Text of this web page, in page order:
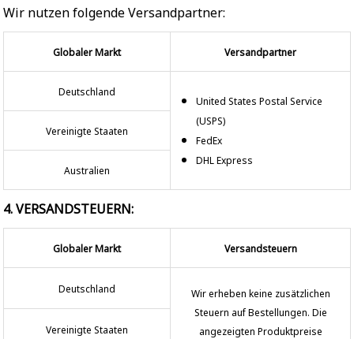
Wir nutzen folgende Versandpartner:
Globaler Markt Versandpartner
Deutschland
United States Postal Service
(USPS)
FedEx
DHL Express
Vereinigte Staaten
Australien
4. VERSANDSTEUERN:
Globaler Markt Versandsteuern
Deutschland
Wir erheben keine zusätzlichen
Steuern auf Bestellungen. Die
angezeigten Produktpreise
Vereinigte Staaten